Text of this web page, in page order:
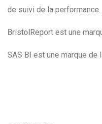
de suivi de la performance.
BristolReport est une
SAS BI est une marque de